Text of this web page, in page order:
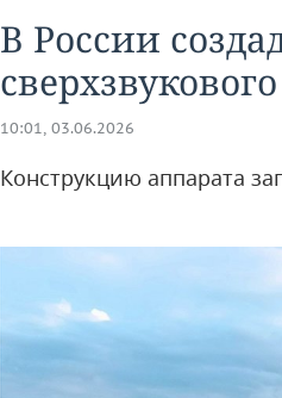
В России
10:01, 03.06.2026
Конструкцию аппарата